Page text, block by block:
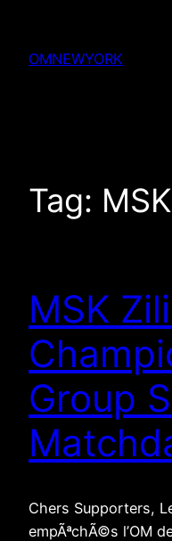
content
OMNEWYORK
Tag:
MSK
Group
Chers Supporters,
empÃªchÃ©s l’OM